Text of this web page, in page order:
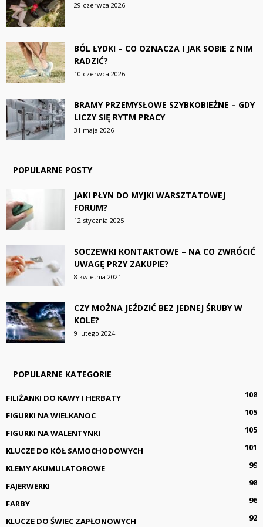
29 czerwca 2026
BÓL ŁYDKI – CO OZNACZA I JAK SOBIE Z NIM
RADZIĆ?
10 czerwca 2026
BRAMY PRZEMYSŁOWE SZYBKOBIEŻNE – GDY
LICZY SIĘ RYTM PRACY
31 maja 2026
POPULARNE POSTY
JAKI PŁYN DO MYJKI WARSZTATOWEJ
FORUM?
12 stycznia 2025
SOCZEWKI KONTAKTOWE – NA CO ZWRÓCIĆ
UWAGĘ PRZY ZAKUPIE?
8 kwietnia 2021
CZY MOŻNA JEŹDZIĆ BEZ JEDNEJ ŚRUBY W
KOLE?
9 lutego 2024
POPULARNE KATEGORIE
FILIŻANKI DO KAWY I HERBATY
108
FIGURKI NA WIELKANOC
105
FIGURKI NA WALENTYNKI
105
KLUCZE DO KÓŁ SAMOCHODOWYCH
101
KLEMY AKUMULATOROWE
99
FAJERWERKI
98
FARBY
96
KLUCZE DO ŚWIEC ZAPŁONOWYCH
92